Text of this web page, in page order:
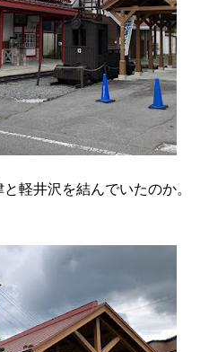
軽井沢を結んでいたのか。